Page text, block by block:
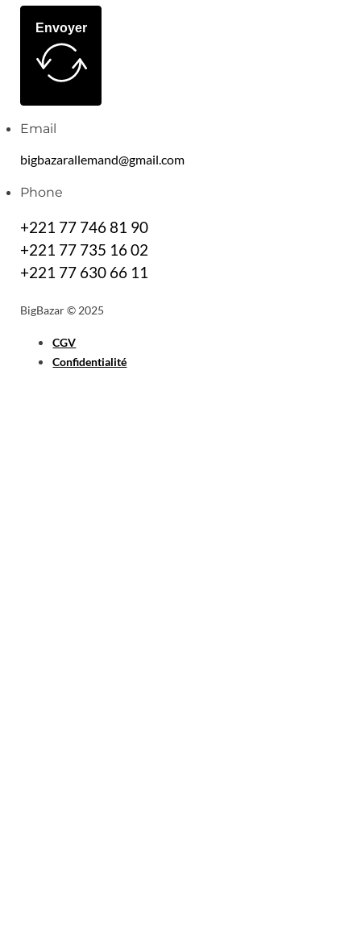
Envoyer
Email
bigbazarallemand@gmail.com
Phone
+221 77 746 81 90
+221 77 735 16 02
+221 77 630 66 11
BigBazar © 2025
CGV
Confidentialité